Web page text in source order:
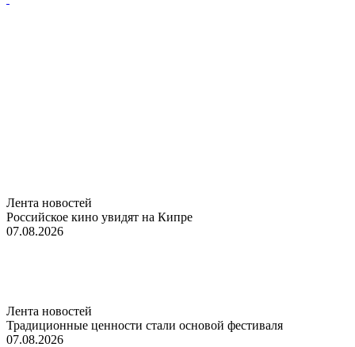
Лента новостей
Российское кино увидят на Кипре
07.08.2026
Лента новостей
Традиционные ценности стали основой фестиваля
07.08.2026